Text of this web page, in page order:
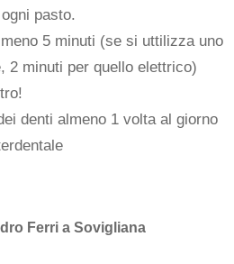
pasto.
5 minuti (se si uttilizza uno
2 minuti per quello elettrico)
denti almeno 1 volta al giorno
Ferri a Sovigliana